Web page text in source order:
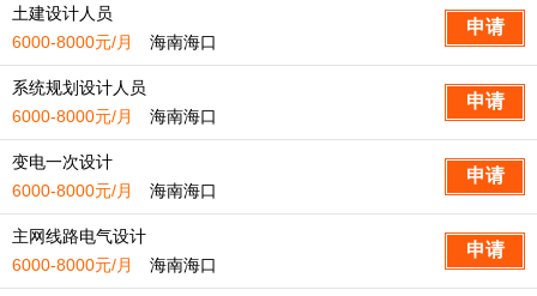
土建设计人员
6000-8000元/月
海南海口
系统规划设计人员
6000-8000元/月
海南海口
变电一次设计
6000-8000元/月
海南海口
主网线路电气设计
6000-8000元/月
海南海口